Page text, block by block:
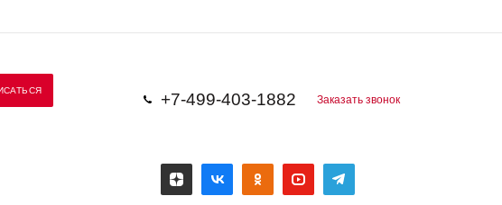
+7-499-403-1882 Заказать звонок